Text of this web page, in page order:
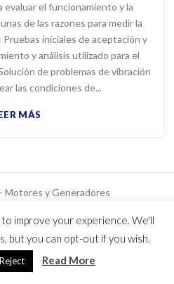
evaluar el funcionamiento y la
de las razones para medir la
iniciales de aceptación y
y análisis utilizado para el
de problemas de vibración
las condiciones de...
MÁS
Motores y Generadores
ayer : 1176
improve your experience. We'll
but you can opt-out if you wish.
Reject Read More